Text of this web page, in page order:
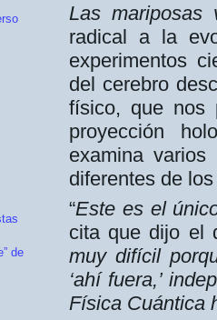
de
Las mariposas
radical a la
experimentos
del cerebro
físico, que nos
proyección
examina
diferentes de
“Este es el
cita que dijo el
muy difícil
‘ahí fuera,’
Física Cuántica